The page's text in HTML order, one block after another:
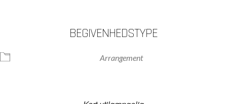
BEGIVENHEDSTYPE
Arrangement